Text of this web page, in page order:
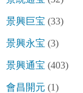
景興巨宝 (33)
景興永宝 (3)
景興通宝 (403)
會昌開元 (1)